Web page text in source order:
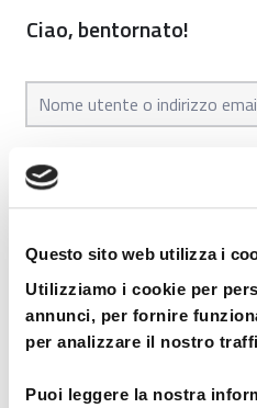
Questo sito web utilizza i
Utilizziamo i cookie per
annunci, per fornire
per analizzare il nostro
Puoi leggere la nostra
Ciao, bentornato!
Non hai un